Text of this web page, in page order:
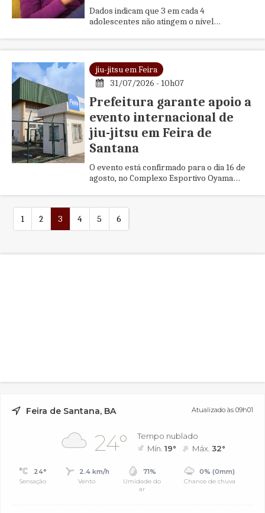
Dados indicam que 3 em cada 4
adolescentes não atingem o nível
jiu-jitsu em Feira
31/07/2026 - 10h07
Prefeitura garante apoio a
evento internacional de
jiu-jitsu em Feira de
Santana
O evento está confirmado para o dia 16 de
agosto, no Complexo Esportivo Oyama
1 2 3 4 5 6
Feira de Santana, BA Atualizado às 09h01
24°
Tempo nublado
Mín.19° Máx.32°
24°
Sensação
2.4 km/h
Vento
71%
Umidade do
ar
0% (0mm)
Chance de chuva